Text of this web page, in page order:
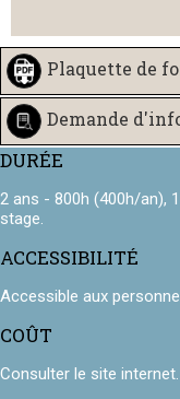
Plaquette de
Demande
DURÉE
2 ans - 800h (400h/an),
stage.
ACCESSIBILITÉ
Accessible aux
COÛT
Consulter le site internet.